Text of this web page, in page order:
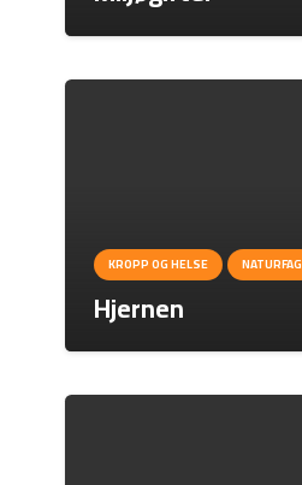
KROPP OG HELSE NATURFAG
Hjernen